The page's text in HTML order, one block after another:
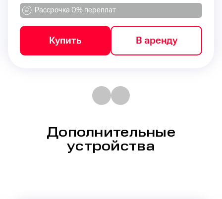
Рассрочка 0% переплат
Купить В аренду
Дополнительные
устройства